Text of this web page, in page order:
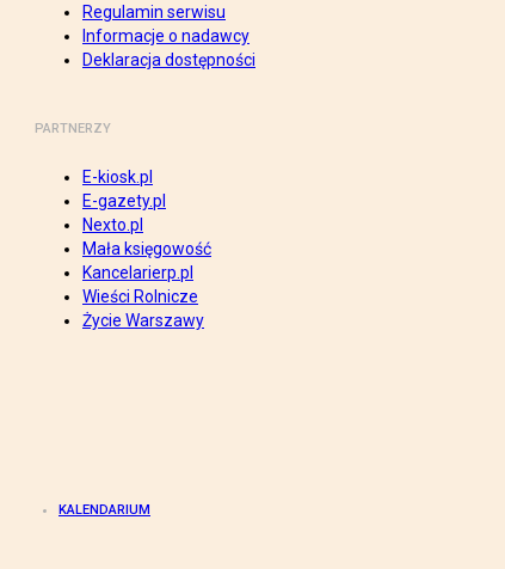
Regulamin serwisu
Informacje o nadawcy
Deklaracja dostępności
PARTNERZY
E-kiosk.pl
E-gazety.pl
Nexto.pl
Mała księgowość
Kancelarierp.pl
Wieści Rolnicze
Życie Warszawy
KALENDARIUM